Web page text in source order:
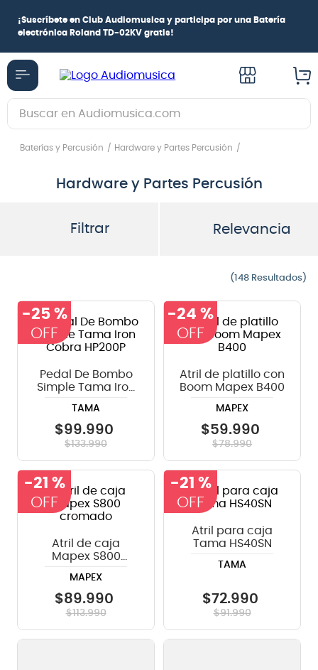
por unaBatería
Hasta 12 cuotas con Mercado Pago
Buscar en Audiomusica.com
Baterías y Percusión Hardware y Partes Percusión
Hardware y Partes Percusión
Filtrar Relevancia
148
-25 %
Pedal De Bombo
Simple Tama Iron
TAMA
$99.990
$133.990
-24 %
Atril de platillo con
Boom Mapex B400
MAPEX
$59.990
$78.990
-21 %
Atril de caja
Mapex S800
MAPEX
$89.990
$113.990
-21 %
Atril para caja
Tama HS40SN
TAMA
$72.990
$91.990
TÉRMINOS MÁS BUSCADOS
bajo
7.
teclado
micrófono
violin